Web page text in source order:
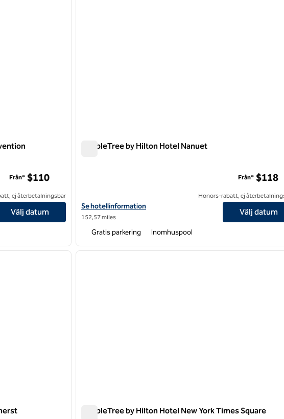
Convention Center
Från* $110
ej återbetalningsbar
Välj datum
DoubleTree by Hilton Hotel Nanuet
Visa hotelluppgifter för DoubleTree by Hilton Hotel Nanuet
Se hotellinformation
152,57 miles
Från* $118
Honors-rabatt, ej
Välj datum
Gratis parkering Inomhuspool
nästa bild1 av 12
DoubleTree by Hilton Hotel New York Times Square